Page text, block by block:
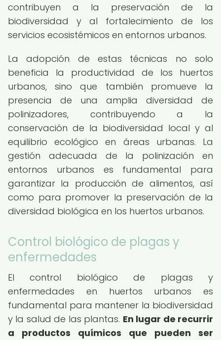
contribuyen a la preservación de la
biodiversidad y al fortalecimiento de los
servicios ecosistémicos en entornos urbanos.
La adopción de estas técnicas no solo
beneficia la productividad de los huertos
urbanos, sino que también promueve la
presencia de una amplia diversidad de
polinizadores, contribuyendo a la
conservación de la biodiversidad local y al
equilibrio ecológico en áreas urbanas. La
gestión adecuada de la polinización en
entornos urbanos es fundamental para
garantizar la producción de alimentos, así
como para promover la preservación de la
diversidad biológica en los huertos urbanos.
Control biológico de plagas y
enfermedades
El control biológico de plagas y
enfermedades en huertos urbanos es
fundamental para mantener la biodiversidad
y la salud de las plantas. En lugar de recurrir
a productos químicos que pueden ser